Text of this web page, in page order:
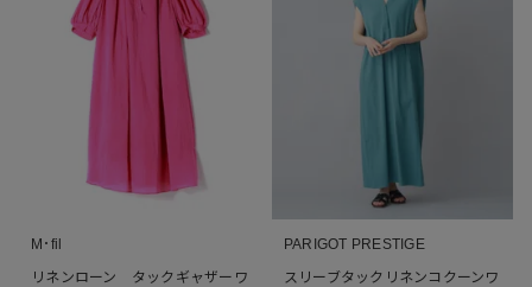
M･fil
リネンローン タックギャザーワ
PARIGOT PRESTIGE
スリーブタックリネンコクーンワ